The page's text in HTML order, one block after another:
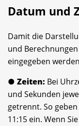
Datum und
Damit die
und
eingegeben
● Zeiten: Bei
und Sekunden
getrennt. So
11:15 ein. Wenn